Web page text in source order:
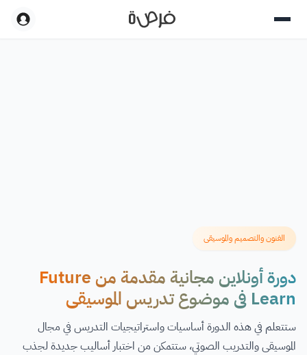
الفنون والتصميم والموسيقى
دورة أونلاين مجانية مقدمة من Future
Learn في موضوع تدريس الموسيقى
ستتعلم في هذه الدورة أساسيات واستراتيجيات التدريس في مجال
الموسيقى والتدريب الصوتي، ستتمكن من اختبار أساليب جديدة لجذب